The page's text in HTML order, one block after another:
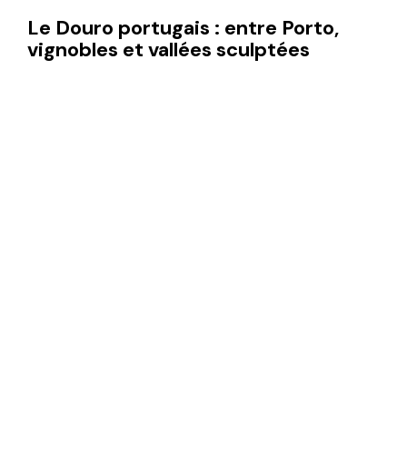
Le Douro portugais : entre Porto,
vignobles et vallées sculptées